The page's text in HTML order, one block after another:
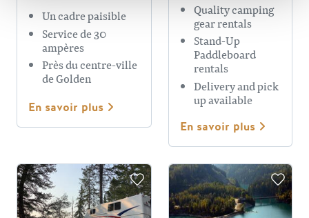
Un cadre paisible
Service de 30
ampères
Près du centre-ville
de Golden
En savoir plus
Quality camping
gear rentals
Stand-Up
Paddleboard
rentals
Delivery and pick
up available
En savoir plus